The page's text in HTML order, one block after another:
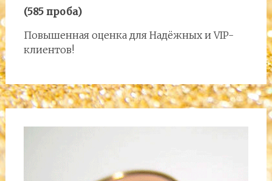
(585 проба)
Повышенная оценка для Надёжных и VIP-
клиентов!